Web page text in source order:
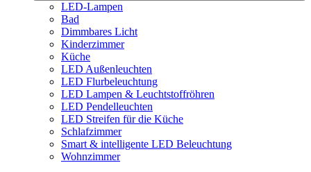
LED-Lampen
Bad
Dimmbares Licht
Kinderzimmer
Küche
LED Außenleuchten
LED Flurbeleuchtung
LED Lampen & Leuchtstoffröhren
LED Pendelleuchten
LED Streifen für die Küche
Schlafzimmer
Smart & intelligente LED Beleuchtung
Wohnzimmer